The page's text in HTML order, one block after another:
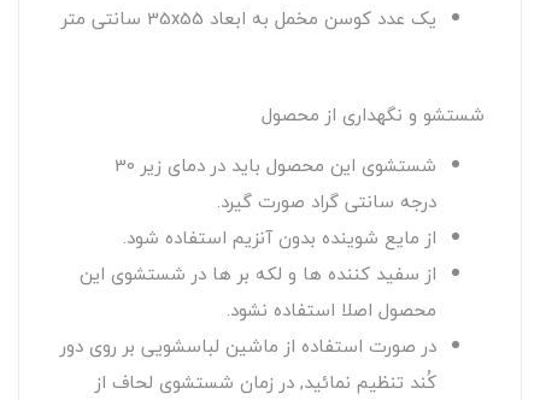
یک عدد کوسن مخمل به ابعاد 35x55 سانتی متر
شستشو و نگهداری از محصول
شستشوی این محصول باید در دمای زیر 30
درجه سانتی گراد صورت گیرد.
از مایع شوینده بدون آنزیم استفاده شود.
از سفید کننده ها و لکه بر ها در شستشوی این
محصول اصلا استفاده نشود.
در صورت استفاده از ماشین لباسشویی بر روی دور
کُند تنظیم نمائید, در زمان شستشوی لحاف از